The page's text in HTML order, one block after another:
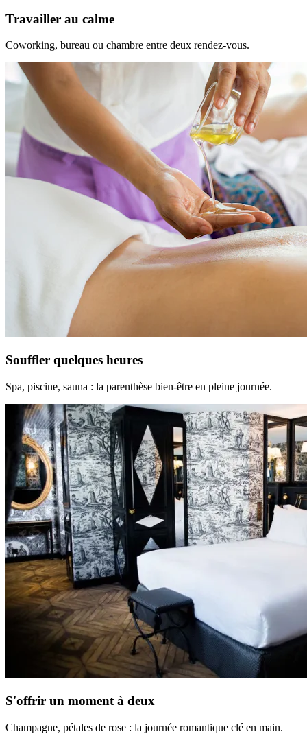
Travailler au calme
Coworking, bureau ou chambre entre deux rendez-vous.
Souffler quelques heures
Spa, piscine, sauna : la parenthèse bien-être en pleine journée.
S'offrir un moment à deux
Champagne, pétales de rose : la journée romantique clé en main.